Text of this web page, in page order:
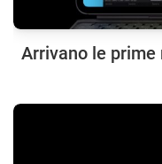
Arrivano le prime